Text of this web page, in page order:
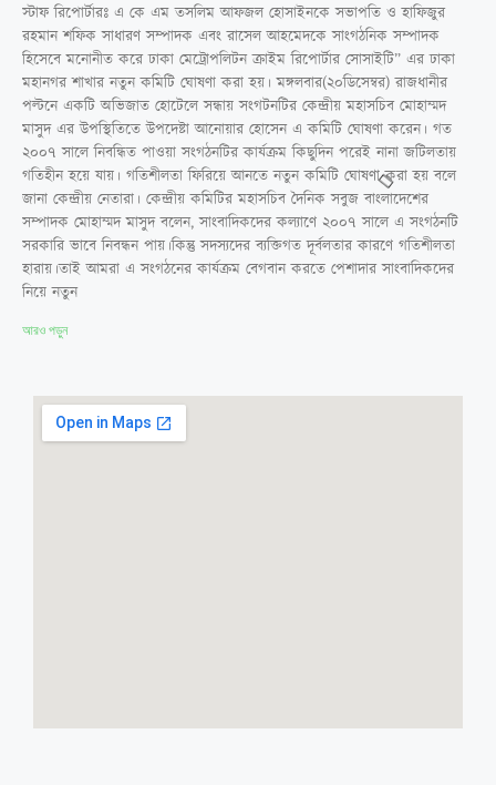
স্টাফ রিপোর্টারঃ এ কে এম তসলিম আফজল হোসাইনকে সভাপতি ও হাফিজুর
রহমান শফিক সাধারণ সম্পাদক এবং রাসেল আহমেদকে সাংগঠনিক সম্পাদক
হিসেবে মনোনীত করে ঢাকা মেট্রোপলিটন ক্রাইম রিপোর্টার সোসাইটি” এর ঢাকা
মহানগর শাখার নতুন কমিটি ঘোষণা করা হয়। মঙ্গলবার(২০ডিসেম্বর) রাজধানীর
পল্টনে একটি অভিজাত হোটেলে সন্ধায় সংগটনটির কেন্দ্রীয় মহাসচিব মোহাম্মদ
মাসুদ এর উপস্থিতিতে উপদেষ্টা আনোয়ার হোসেন এ কমিটি ঘোষণা করেন। গত
২০০৭ সালে নিবন্ধিত পাওয়া সংগঠনটির কার্যক্রম কিছুদিন পরেই নানা জটিলতায়
গতিহীন হয়ে যায়। গতিশীলতা ফিরিয়ে আনতে নতুন কমিটি ঘোষণা করা হয় বলে
জানা কেন্দ্রীয় নেতারা। কেন্দ্রীয় কমিটির মহাসচিব দৈনিক সবুজ বাংলাদেশের
সম্পাদক মোহাম্মদ মাসুদ বলেন, সাংবাদিকদের কল্যাণে ২০০৭ সালে এ সংগঠনটি
সরকারি ভাবে নিবন্ধন পায়।কিন্তু সদস্যদের ব্যক্তিগত দূর্বলতার কারণে গতিশীলতা
হারায়।তাই আমরা এ সংগঠনের কার্যক্রম বেগবান করতে পেশাদার সাংবাদিকদের
নিয়ে নতুন
আরও পড়ুন